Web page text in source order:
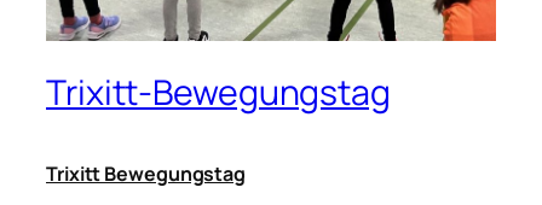
Trixitt-Bewegungstag
Trixitt Bewegungstag